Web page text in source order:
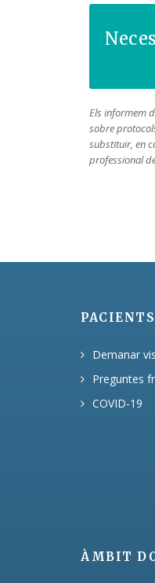
Els informem
sobre
substituir, en
professional
PACIENTS
Demanar
Preguntes
COVID-19
ÀMBIT